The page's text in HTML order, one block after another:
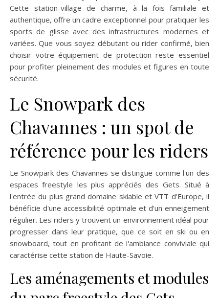
Cette station-village de charme, à la fois familiale et
authentique, offre un cadre exceptionnel pour pratiquer les
sports de glisse avec des infrastructures modernes et
variées. Que vous soyez débutant ou rider confirmé, bien
choisir votre équipement de protection reste essentiel
pour profiter pleinement des modules et figures en toute
sécurité.
Le Snowpark des
Chavannes : un spot de
référence pour les riders
Le Snowpark des Chavannes se distingue comme l'un des
espaces freestyle les plus appréciés des Gets. Situé à
l'entrée du plus grand domaine skiable et VTT d'Europe, il
bénéficie d'une accessibilité optimale et d'un enneigement
régulier. Les riders y trouvent un environnement idéal pour
progresser dans leur pratique, que ce soit en ski ou en
snowboard, tout en profitant de l'ambiance conviviale qui
caractérise cette station de Haute-Savoie.
Les aménagements et modules